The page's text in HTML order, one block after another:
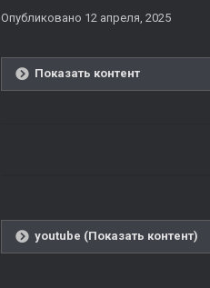
Опубликовано 12 апреля, 2025
Показать контент
youtube (Показать контент)